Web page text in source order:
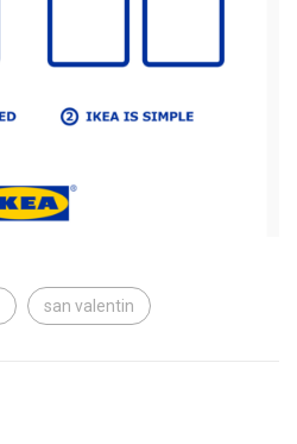
san valentin